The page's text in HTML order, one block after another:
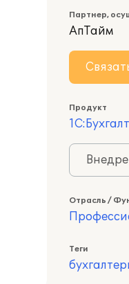
Партнер,
АпТайм
Продукт
Отрасль /
Теги